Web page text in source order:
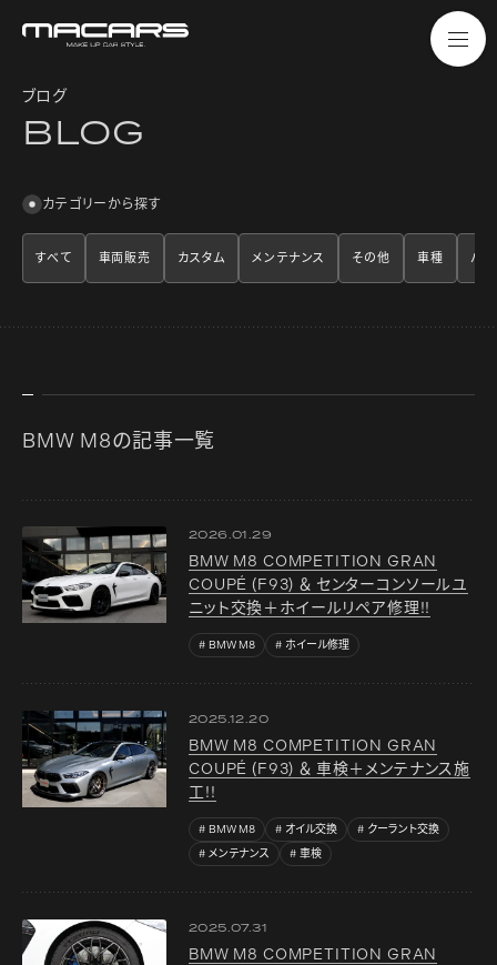
ブログ
BLOG
カテゴリーから探す
すべて 車両販売 カスタム メンテナンス その他 車種 パ
BMW M8の記事一覧
2026.01.29
BMW M8 COMPETITION GRAN
COUPÉ (F93) ＆ センターコンソールユ
ニット交換＋ホイールリペア修理!!
BMW M8 ホイール修理
2025.12.20
BMW M8 COMPETITION GRAN
COUPÉ (F93) ＆ 車検＋メンテナンス施
工!!
BMW M8 オイル交換
クーラント交換
メンテナンス
車検
2025.07.31
BMW M8 COMPETITION GRAN